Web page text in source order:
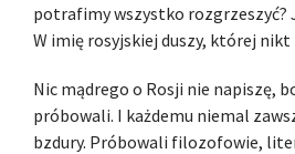
potrafimy wszystko rozgrzeszyć?
W imię rosyjskiej duszy, której nikt
Nic mądrego o Rosji nie napiszę,
próbowali. I każdemu niemal
bzdury. Próbowali filozofowie,